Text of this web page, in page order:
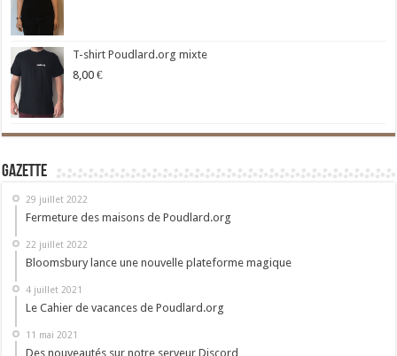
T-shirt Poudlard.org mixte
8,00 €
Gazette
29 juillet 2022
Fermeture des maisons de Poudlard.org
22 juillet 2022
Bloomsbury lance une nouvelle plateforme magique
4 juillet 2021
Le Cahier de vacances de Poudlard.org
11 mai 2021
Des nouveautés sur notre serveur Discord